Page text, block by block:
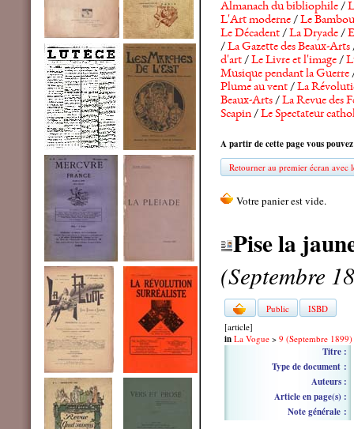
Almanach du bibliophile/
L'Art moderne/Le Bambou
Le Décadent/La Dryade/
/La Gazette des Beaux-Arts
d'art/Le Livre et l'image/
Musique pendant la Guerre
Plume au vent/La
Beaux-Arts/La Revue des
Scapin/Le Spectateur
A partir de cette page vous
Retourner au premier écran avec
Pise la
(Septembre
Public
ISBD
[article]
in La Vogue > 9 (Septembre 1899)
Titre :
Type de document :
Auteurs :
Article en page(s) :
Note générale :